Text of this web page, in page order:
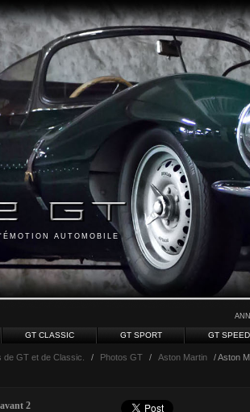
AUTOMOBILE
GT CLASSIC GT SPORT GT SPEED
de GT et de Classic. / Photos GT / Aston Martin / Aston
2